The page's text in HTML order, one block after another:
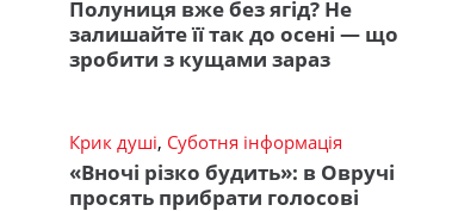
Полуниця вже без ягід? Не
залишайте її так до осені — що
зробити з кущами зараз
Крик душі, Суботня інформація
«Вночі різко будить»: в Овручі
просять прибрати голосові